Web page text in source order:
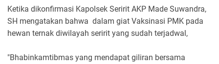
Ketika dikonfirmasi Kapolsek Seririt AKP Made Suwandra,
SH mengatakan bahwa dalam giat Vaksinasi PMK pada
hewan ternak diwilayah seririt yang sudah terjadwal,
"Bhabinkamtibmas yang mendapat giliran bersama